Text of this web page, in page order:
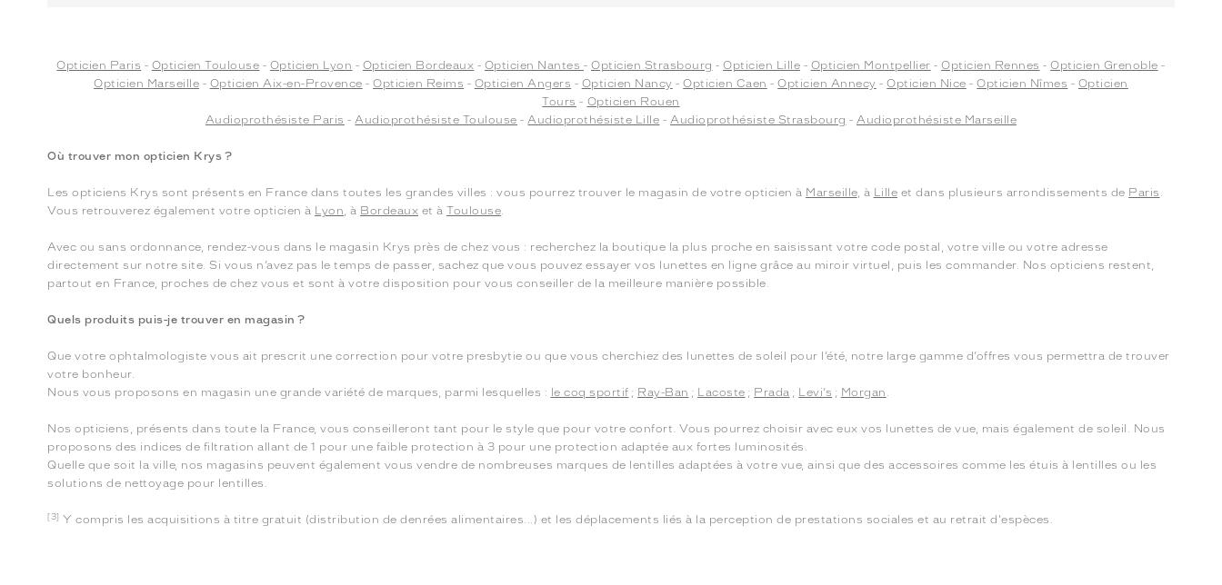
Opticien Paris - Opticien Toulouse - Opticien Lyon - Opticien Bordeaux - Opticien Nantes - Opticien Strasbourg -Opticien Lille - Opticien Montpellier -Opticien Rennes -Opticien Grenoble -
Opticien Marseille - Opticien Aix-en-Provence -Opticien Reims - Opticien Angers - Opticien Nancy -Opticien Caen -Opticien Annecy -Opticien Nice -Opticien Nîmes - Opticien
Tours - Opticien Rouen
Audioprothésiste Paris -Audioprothésiste Toulouse -Audioprothésiste Lille -Audioprothésiste Strasbourg -Audioprothésiste Marseille
Où trouver mon opticien Krys ?
Les opticiens Krys sont présents en France dans toutes les grandes villes : vous pourrez trouver le magasin de votre opticien à Marseille, à Lille et dans plusieurs arrondissements de Paris .
Vous retrouverez également votre opticien à Lyon, à Bordeaux et àToulouse.
Avec ou sans ordonnance, rendez-vous dans le magasin Krys près de chez vous : recherchez la boutique la plus proche en saisissant votre code postal, votre ville ou votre adresse
directement sur notre site. Si vous n’avez pas le temps de passer, sachez que vous pouvez essayer vos lunettes en ligne grâce au miroir virtuel, puis les commander. Nos opticiens restent,
partout en France, proches de chez vous et sont à votre disposition pour vous conseiller de la meilleure manière possible.
Quels produits puis-je trouver en magasin ?
Que votre ophtalmologiste vous ait prescrit une correction pour votre presbytie ou que vous cherchiez des lunettes de soleil pour l’été, notre large gamme d’offres vous permettra de trouver
votre bonheur.
Nous vous proposons en magasin une grande variété de marques, parmi lesquelles : le coq sportif ; Ray-Ban ; Lacoste ; Prada ; Levi’s ; Morgan .
Nos opticiens, présents dans toute la France, vous conseilleront tant pour le style que pour votre confort. Vous pourrez choisir avec eux vos lunettes de vue, mais également de soleil. Nous
proposons des indices de filtration allant de 1 pour une faible protection à 3 pour une protection adaptée aux fortes luminosités.
Quelle que soit la ville, nos magasins peuvent également vous vendre de nombreuses marques de lentilles adaptées à votre vue, ainsi que des accessoires comme les étuis à lentilles ou les
solutions de nettoyage pour lentilles.
[3] Y compris les acquisitions à titre gratuit (distribution de denrées alimentaires...) et les déplacements liés à la perception de prestations sociales et au retrait d'espèces.